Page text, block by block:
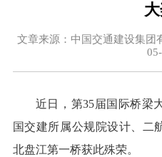
文章来源：中国交通建设集
近日，第35届国际桥梁
国交建所属公规院设计、
北盘江第一桥获此殊荣。